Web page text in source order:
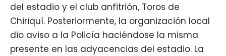
del estadio y el club anfitrión, Toros de
Chiriquí. Posteriormente, la organización local
dio aviso a la Policía haciéndose la misma
presente en las adyacencias del estadio. La